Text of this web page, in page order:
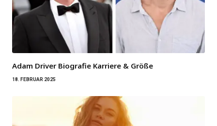
Adam Driver Biografie Karriere & Größe
18. FEBRUAR 2025